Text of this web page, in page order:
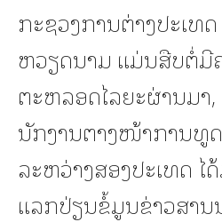
ກະຊວງການຕ່າງປະເທ
ຫວຽດນາມ ແມ່ນສືບຕໍ່
ຕະຫລອດໄລຍະຜ່ານມາ
ນັກງານຕາງໜ້າການທູ
ລະຫວ່າງສອງປະເທດ
ແລກປ່ຽນຂໍ້ມູນຂ່າວສານ